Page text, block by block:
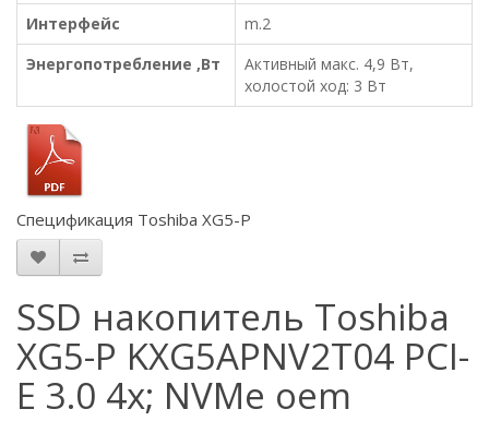
Интерфейс
m.2
Энергопотребление ,Вт
Активный макс. 4,9 Вт,
холостой ход: 3 Вт
Спецификация Toshiba XG5-P
SSD накопитель Toshiba
XG5-P KXG5APNV2T04 PCI-
E 3.0 4x; NVMe oem